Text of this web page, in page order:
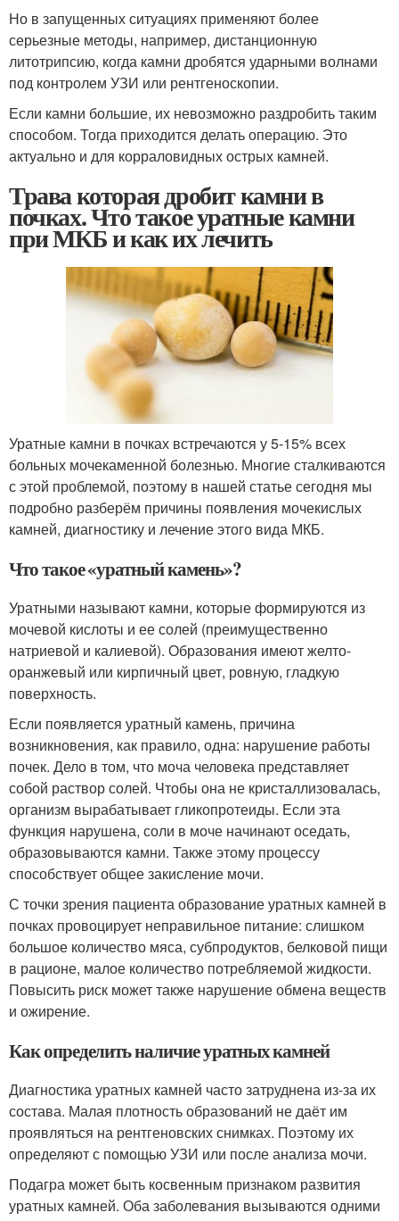
Но в запущенных ситуациях применяют более
серьезные методы, например, дистанционную
литотрипсию, когда камни дробятся ударными волнами
под контролем УЗИ или рентгеноскопии.
Если камни большие, их невозможно раздробить таким
способом. Тогда приходится делать операцию. Это
актуально и для корраловидных острых камней.
Трава которая дробит камни в
почках. Что такое уратные камни
при МКБ и как их лечить
Уратные камни в почках встречаются у 5-15% всех
больных мочекаменной болезнью. Многие сталкиваются
с этой проблемой, поэтому в нашей статье сегодня мы
подробно разберём причины появления мочекислых
камней, диагностику и лечение этого вида МКБ.
Что такое «уратный камень»?
Уратными называют камни, которые формируются из
мочевой кислоты и ее солей (преимущественно
натриевой и калиевой). Образования имеют желто-
оранжевый или кирпичный цвет, ровную, гладкую
поверхность.
Если появляется уратный камень, причина
возникновения, как правило, одна: нарушение работы
почек. Дело в том, что моча человека представляет
собой раствор солей. Чтобы она не кристаллизовалась,
организм вырабатывает гликопротеиды. Если эта
функция нарушена, соли в моче начинают оседать,
образовываются камни. Также этому процессу
способствует общее закисление мочи.
С точки зрения пациента образование уратных камней в
почках провоцирует неправильное питание: слишком
большое количество мяса, субпродуктов, белковой пищи
в рационе, малое количество потребляемой жидкости.
Повысить риск может также нарушение обмена веществ
и ожирение.
Как определить наличие уратных камней
Диагностика уратных камней часто затруднена из-за их
состава. Малая плотность образований не даёт им
проявляться на рентгеновских снимках. Поэтому их
определяют с помощью УЗИ или после анализа мочи.
Подагра может быть косвенным признаком развития
уратных камней. Оба заболевания вызываются одними